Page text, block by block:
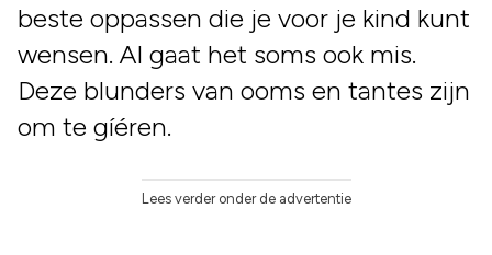
beste oppassen die je voor je kind kunt
wensen. Al gaat het soms ook mis.
Deze blunders van ooms en tantes zijn
om te gíéren.
Lees verder onder de advertentie